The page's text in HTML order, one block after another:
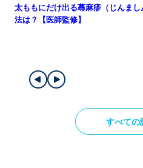
太ももにだけ出る蕁麻疹（じんま
法は？【医師監修】
すべての